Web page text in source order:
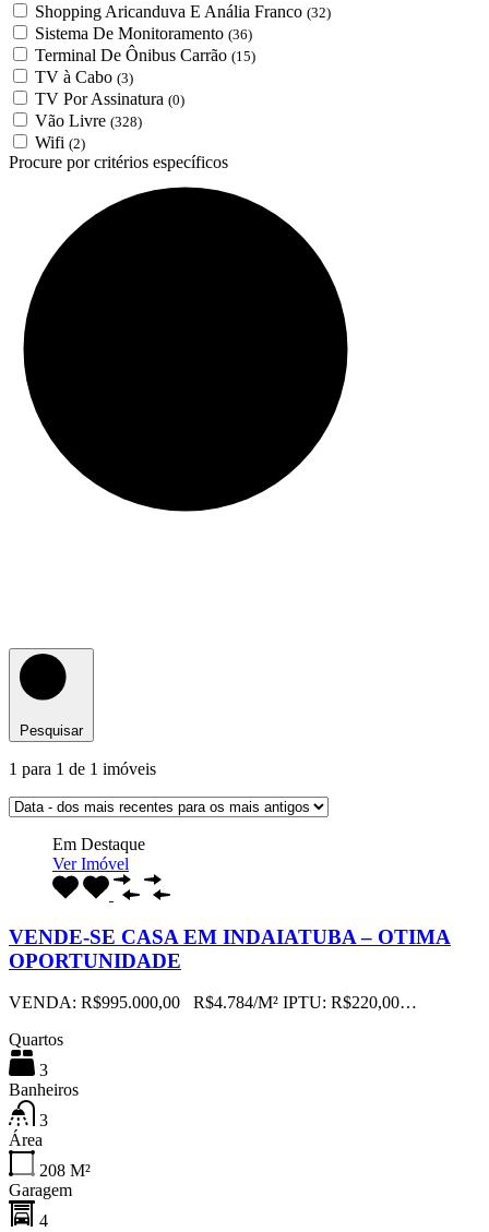
Shopping Aricanduva E Anália Franco (32)
Sistema De Monitoramento (36)
Terminal De Ônibus Carrão (15)
TV à Cabo (3)
TV Por Assinatura (0)
Vão Livre (328)
Wifi (2)
Procure por critérios específicos
Pesquisar
1 para 1 de 1 imóveis
Em Destaque
Ver Imóvel
VENDE-SE CASA EM INDAIATUBA – OTIMA
OPORTUNIDADE
VENDA: R$995.000,00 R$4.784/M² IPTU: R$220,00…
Quartos
3
Banheiros
3
Área
208 M²
Garagem
4